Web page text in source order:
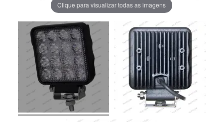
Clique para visualizar todas as imagens